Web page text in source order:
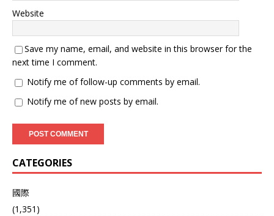
Website
Save my name, email, and website in this browser for the
next time I comment.
Notify me of follow-up comments by email.
Notify me of new posts by email.
CATEGORIES
國際
(1,351)